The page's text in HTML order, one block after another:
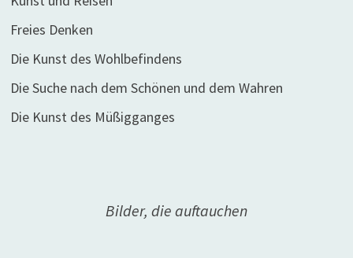
Freies Denken
Die Kunst des Wohlbefindens
Die Suche nach dem Schönen und dem Wahren
Die Kunst des Müßigganges
Bilder, die auftauchen